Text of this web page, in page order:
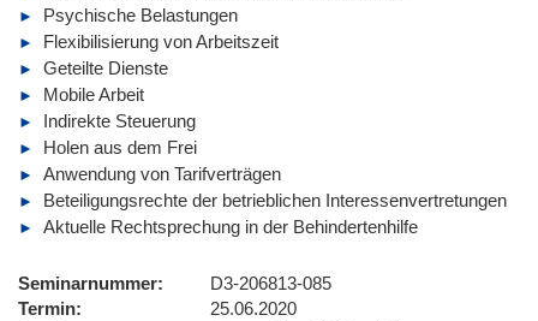
Psychische Belastungen
Flexibilisierung von Arbeitszeit
Geteilte Dienste
Mobile Arbeit
Indirekte Steuerung
Holen aus dem Frei
Anwendung von Tarifverträgen
Beteiligungsrechte der betrieblichen Interessenvertretungen
Aktuelle Rechtsprechung in der Behindertenhilfe
Seminarnummer
D3-206813-085
Termin
25.06.2020